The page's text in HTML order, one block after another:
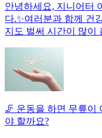
안녕하세요, 지니어터
다.✨여러분과 함께 건
지도 벌써 시간이 많이
🦵 운동을 하면 무릎이
야 할까요?